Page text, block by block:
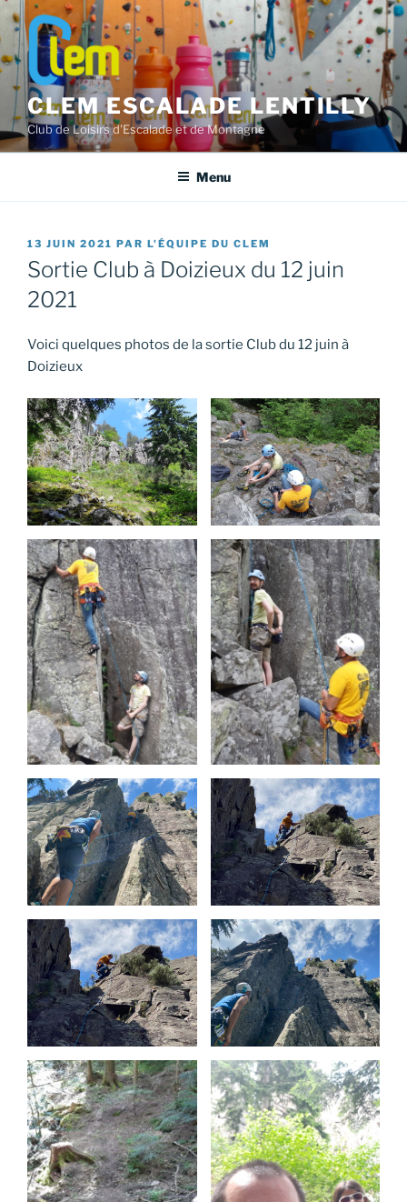
Aller
au
contenu
principal
CLEM ESCALADE LENTILLY
Club de Loisirs d'Escalade et de Montagne
Menu
PUBLIÉ
LE
13 JUIN 2021 PAR L'ÉQUIPE DU CLEM
Sortie Club à Doizieux du 12 juin
2021
Voici quelques photos de la sortie Club du 12 juin à
Doizieux